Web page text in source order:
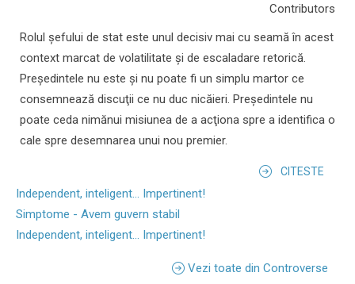
Contributors
Rolul şefului de stat este unul decisiv mai cu seamă în acest
context marcat de volatilitate şi de escaladare retorică.
Preşedintele nu este şi nu poate fi un simplu martor ce
consemnează discuţii ce nu duc nicăieri. Preşedintele nu
poate ceda nimănui misiunea de a acţiona spre a identifica o
cale spre desemnarea unui nou premier.
CITESTE
Independent, inteligent... Impertinent!
Simptome - Avem guvern stabil
Independent, inteligent... Impertinent!
Vezi toate din Controverse